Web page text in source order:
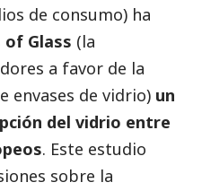
de consumo) ha
of Glass (la
a favor de la
envases de vidrio) un
del vidrio entre
. Este estudio
sobre la